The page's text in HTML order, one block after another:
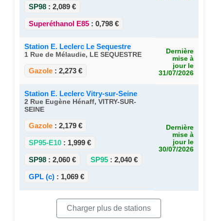
SP98 : 2,089 €
Superéthanol E85 : 0,798 €
Station E. Leclerc Le Sequestre
1 Rue de Mélaudie, LE SEQUESTRE
Gazole : 2,273 €
Dernière
mise à
jour le
31/07/2026
Station E. Leclerc Vitry-sur-Seine
2 Rue Eugène Hénaff, VITRY-SUR-
SEINE
Gazole : 2,179 €
SP95-E10 : 1,999 €
SP98 : 2,060 € SP95 : 2,040 €
GPL (c) : 1,069 €
Dernière
mise à
jour le
30/07/2026
Charger plus de stations